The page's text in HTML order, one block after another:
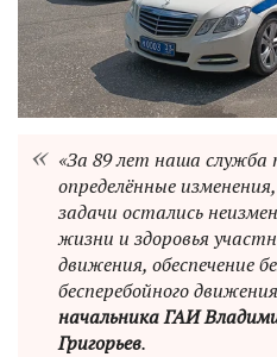
«За 89 лет наша служба
определённые
задачи остались
жизни и здоровья
движения, обеспечение
бесперебойного
начальника ГАИ
Григорьев.